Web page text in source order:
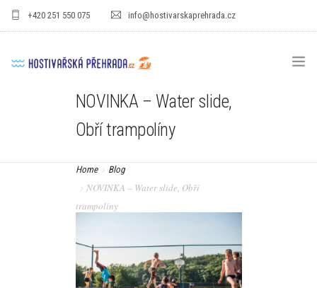
+420 251 550 075 info@hostivarskaprehrada.cz
NOVINKA – Water slide,
Obří trampolíny
Home Blog
NOVINKA – Water slide, Obří
trampolíny